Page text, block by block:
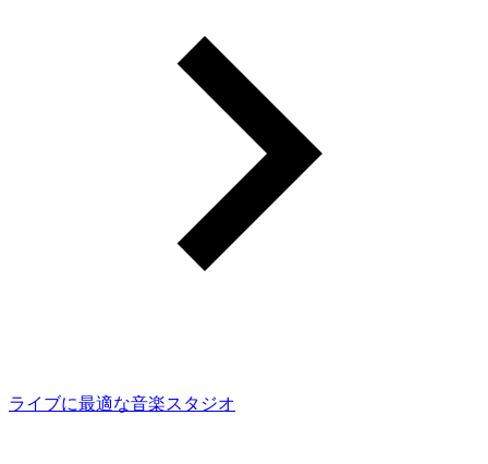
ライブに最適な音楽スタジオ